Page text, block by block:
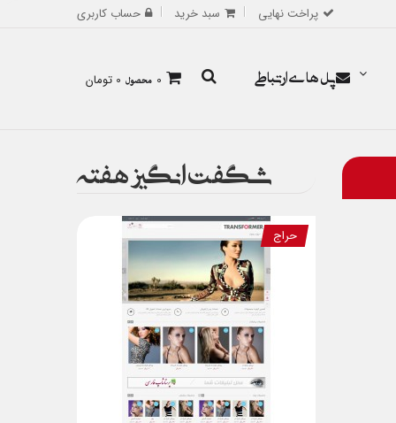
پراخت نهایی سبد خرید حساب کاربری
0 محصول 0 تومان پل های ارتباطی
شگفت انگیز هفته
حراج